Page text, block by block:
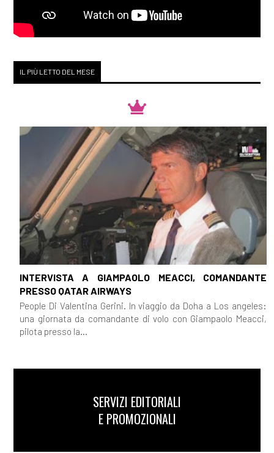
IL PIÙ LETTO DEL MESE
INTERVISTA A GIAMPAOLO MEACCI, COMANDANTE
PRESSO QATAR AIRWAYS
People Di Valentina Gerini. In viaggio da Doha a Los angeles:
una giornata da comandante di volo con Giampaolo Meacci,
pilota presso la...
SERVIZI EDITORIALI
E PROMOZIONALI